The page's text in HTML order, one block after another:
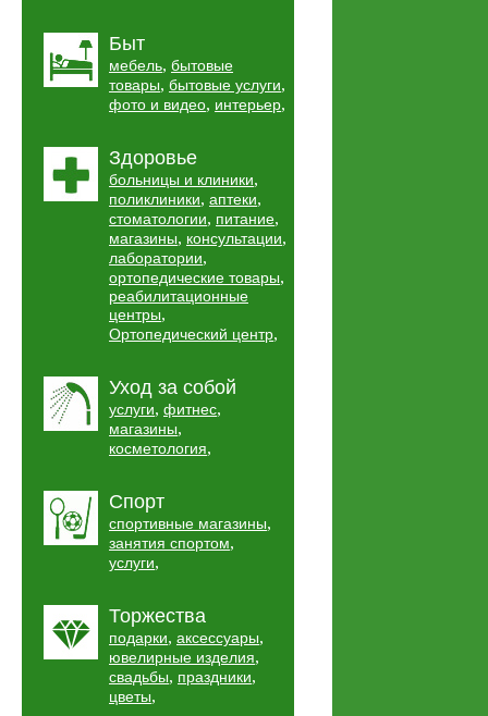
Быт
мебель, бытовые
товары, бытовые услуги,
фото и видео, интерьер,
Здоровье
больницы и клиники,
поликлиники, аптеки,
стоматологии, питание,
магазины, консультации,
лаборатории,
ортопедические товары,
реабилитационные
центры,
Ортопедический центр,
Уход за собой
услуги, фитнес,
магазины,
косметология,
Спорт
спортивные магазины,
занятия спортом,
услуги,
Торжества
подарки, аксессуары,
ювелирные изделия,
свадьбы, праздники,
цветы,